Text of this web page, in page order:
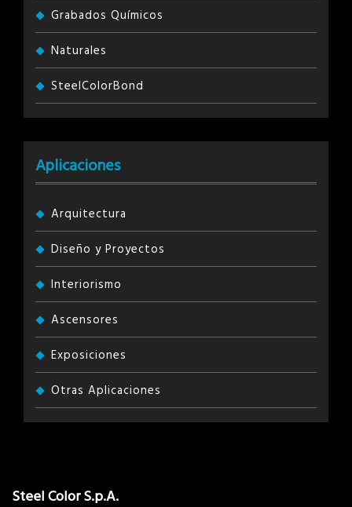
Grabados Químicos
Naturales
SteelColorBond
Aplicaciones
Arquitectura
Diseño y Proyectos
Interiorismo
Ascensores
Exposiciones
Otras Aplicaciones
Steel Color S.p.A.